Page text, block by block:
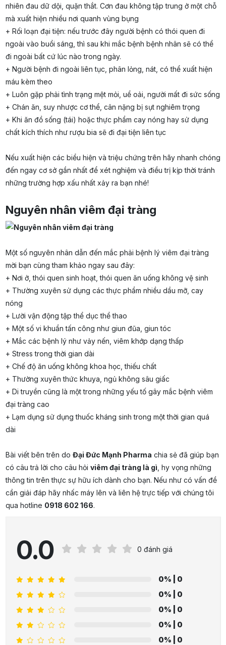
nhiên đau dữ dội, quặn thắt. Cơn đau không tập trung ở một chỗ
mà xuất hiện nhiều nơi quanh vùng bụng
+ Rối loạn đại tiện: nếu trước đây người bệnh có thói quen đi
ngoài vào buổi sáng, thì sau khi mắc bệnh bệnh nhân sẽ có thể
đi ngoài bất cứ lúc nào trong ngày.
+ Người bệnh đi ngoài liên tục, phân lỏng, nát, có thể xuất hiện
máu kèm theo
+ Luôn gặp phải tình trạng mệt mỏi, uể oải, người mất đi sức sống
+ Chán ăn, suy nhược cơ thể, cân nặng bị sụt nghiêm trọng
+ Khi ăn đồ sống (tái) hoặc thực phẩm cay nóng hay sử dụng
chất kích thích như rượu bia sẽ đi đại tiện liên tục
Nếu xuất hiện các biểu hiện và triệu chứng trên hãy nhanh chóng
đến ngay cơ sở gần nhất để xét nghiệm và điều trị kịp thời tránh
những trường hợp xấu nhất xảy ra bạn nhé!
Nguyên nhân viêm đại tràng
Một số nguyên nhân dẫn đến mắc phải bệnh lý viêm đại tràng
mời bạn cùng tham khảo ngay sau đây:
+ Nơi ở, thói quen sinh hoạt, thói quen ăn uống không vệ sinh
+ Thường xuyên sử dụng các thực phẩm nhiều dầu mỡ, cay
nóng
+ Lười vận động tập thể dục thể thao
+ Một số vi khuẩn tấn công như giun đũa, giun tóc
+ Mắc các bệnh lý như vảy nến, viêm khớp dạng thấp
+ Stress trong thời gian dài
+ Chế độ ăn uống không khoa học, thiếu chất
+ Thường xuyên thức khuya, ngủ không sâu giấc
+ Di truyền cũng là một trong những yếu tố gây mắc bệnh viêm
đại tràng cao
+ Lạm dụng sử dụng thuốc kháng sinh trong một thời gian quá
dài
Bài viết bên trên do Đại Đức Mạnh Pharma chia sẻ đã giúp bạn
có câu trả lời cho câu hỏi viêm đại tràng là gì , hy vọng những
thông tin trên thực sự hữu ích dành cho bạn. Nếu như có vấn đề
cần giải đáp hãy nhấc máy lên và liên hệ trực tiếp với chúng tôi
qua hotline 0918 602 166.
0.0 0 đánh giá
0% | 0
0% | 0
0% | 0
0% | 0
0% | 0